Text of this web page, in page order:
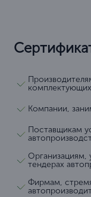
Компании,
Поставщикам
тендерах
Фирмам,